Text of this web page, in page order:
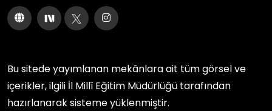
Bu sitede yayımlanan mekânlara ait tüm görsel ve
içerikler, ilgili İl Millî Eğitim Müdürlüğü tarafından
hazırlanarak sisteme yüklenmiştir.